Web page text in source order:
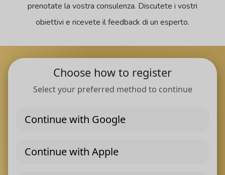
prenotate la vostra consulenza. Discutete i vostri
obiettivi e ricevete il feedback di un esperto.